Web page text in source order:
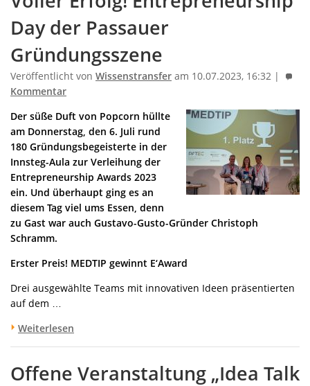
Day der Passauer
Gründungsszene
Veröffentlicht von Wissenstransfer am 10.07.2023, 16:32 |
Kommentar
Der süße Duft von Popcorn hüllte
am Donnerstag, den 6. Juli rund
180 Gründungsbegeisterte in der
Innsteg-Aula zur Verleihung der
Entrepreneurship Awards 2023
ein. Und überhaupt ging es an
diesem Tag viel ums Essen, denn
zu Gast war auch Gustavo-Gusto-Gründer Christoph
Schramm.
Erster Preis! MEDTIP gewinnt E‘Award
Drei ausgewählte Teams mit innovativen Ideen präsentierten
auf dem …
Weiterlesen
Offene Veranstaltung „Idea Talk